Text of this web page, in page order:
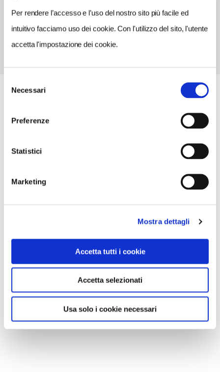
Per rendere l’accesso e l’uso del nostro sito più facile ed
intuitivo facciamo uso dei cookie. Con l'utilizzo del sito, l'utente
accetta l'impostazione dei cookie.
delNecessari
Preferenze
Statistici
Marketing
Mostra dettagli
Accetta tutti i cookie
Accetta selezionati
Usa solo i cookie necessari
0165216101